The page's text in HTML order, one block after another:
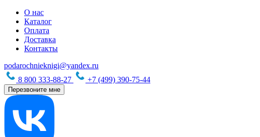
О нас
Каталог
Оплата
Доставка
Контакты
podarochnieknigi@yandex.ru
8 800 333-88-27
+7 (499) 390-75-44
Перезвоните мне